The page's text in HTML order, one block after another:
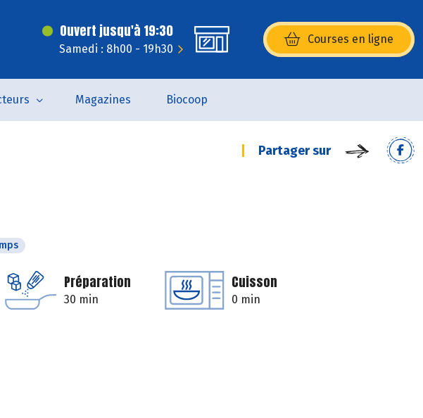
Ouvert jusqu'à 19:30
Samedi : 8h00 - 19h30
Courses en ligne
(s’ouvre dans une nouvelle
Magazines Biocoop
Partager sur
Préparation
30 min
Cuisson
0 min